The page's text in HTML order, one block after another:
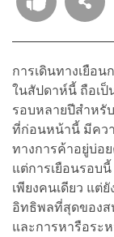
การเดินทางเยือ
ในสัปดาห์นี้ ถือเ
รอบหลายปีสำหรั
ที่ก่อนหน้านี้ มีคว
ทางการค้าอยู่บ่อ
แต่การเยือนรอบ
เพียงคนเดียว แต่
อิทธิพลที่สุดของส
และการหารือระ